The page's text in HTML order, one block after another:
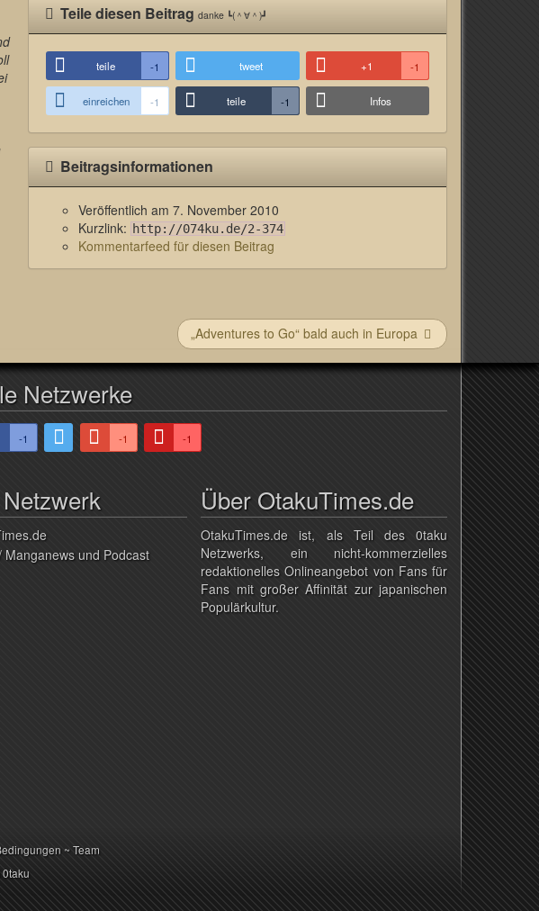
Teile diesen Beitragdanke ┗(＾∀＾)┛
teile -1 tweet +1 -1
einreichen -1 teile -1 Infos
Beitragsinformationen
Veröffentlich am 7. November 2010
Kurzlink: http://074ku.de/2-374
Kommentarfeed für diesen Beitrag
„Adventures to Go“ bald auch in Europa
Netzwerke
-1 -1 -1
Manganews und Podcast
Über OtakuTimes.de
OtakuTimes.de ist, als Teil des 0taku
Netzwerks, ein nicht-kommerzielles
redaktionelles Onlineangebot von Fans für
Fans mit großer Affinität zur japanischen
Populärkultur.
~Team
0taku